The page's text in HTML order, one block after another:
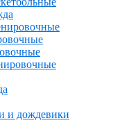
и дождевики